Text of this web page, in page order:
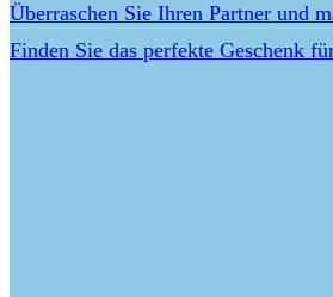
Überraschen Sie Ihren Partner und
Finden Sie das perfekte Geschenk